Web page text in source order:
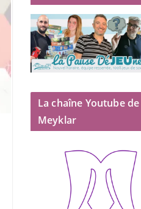
La chaîne Youtube de
Meyklar